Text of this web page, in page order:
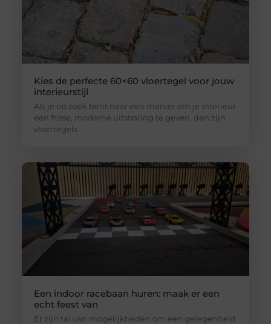
Kies de perfecte 60×60 vloertegel voor jouw
interieurstijl
Als je op zoek bent naar een manier om je interieur
een frisse, moderne uitstraling te geven, dan zijn
vloertegels
Een indoor racebaan huren: maak er een
echt feest van
Er zijn tal van mogelijkheden om een gelegenheid